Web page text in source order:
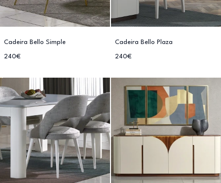
Cadeira Bello Simple
240€
Cadeira Bello Plaza
240€